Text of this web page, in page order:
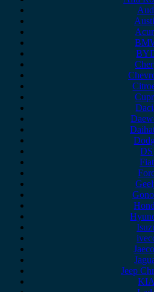
DS
Fiat
Jeep
KIA